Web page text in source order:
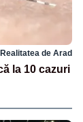
Realitatea de Arad
la 10 cazuri